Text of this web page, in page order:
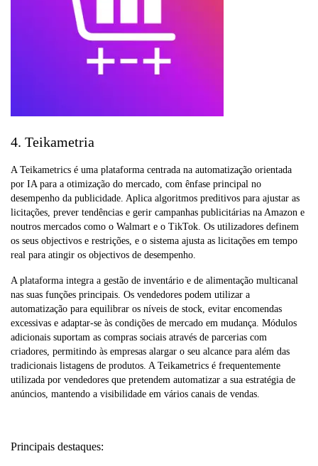
4. Teikametria
A Teikametrics é uma plataforma centrada na automatização orientada
por IA para a otimização do mercado, com ênfase principal no
desempenho da publicidade. Aplica algoritmos preditivos para ajustar as
licitações, prever tendências e gerir campanhas publicitárias na Amazon e
noutros mercados como o Walmart e o TikTok. Os utilizadores definem
os seus objectivos e restrições, e o sistema ajusta as licitações em tempo
real para atingir os objectivos de desempenho.
A plataforma integra a gestão de inventário e de alimentação multicanal
nas suas funções principais. Os vendedores podem utilizar a
automatização para equilibrar os níveis de stock, evitar encomendas
excessivas e adaptar-se às condições de mercado em mudança. Módulos
adicionais suportam as compras sociais através de parcerias com
criadores, permitindo às empresas alargar o seu alcance para além das
tradicionais listagens de produtos. A Teikametrics é frequentemente
utilizada por vendedores que pretendem automatizar a sua estratégia de
anúncios, mantendo a visibilidade em vários canais de vendas.
Principais destaques: